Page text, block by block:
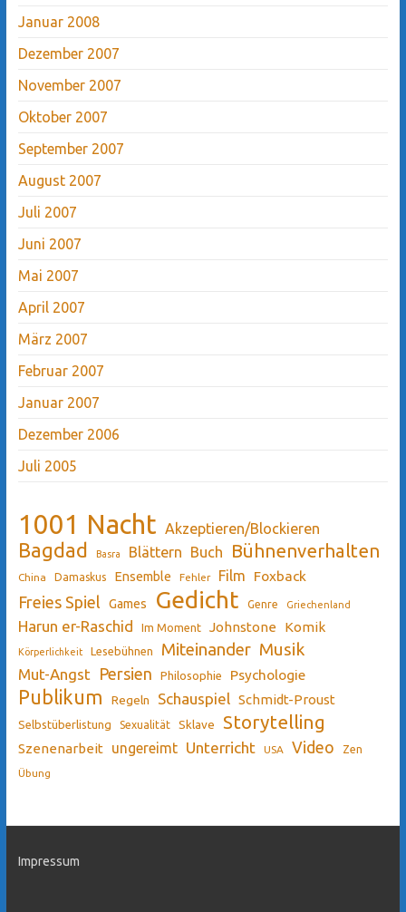
Januar 2008
Dezember 2007
November 2007
Oktober 2007
September 2007
August 2007
Juli 2007
Juni 2007
Mai 2007
April 2007
März 2007
Februar 2007
Januar 2007
Dezember 2006
Juli 2005
1001 Nacht Akzeptieren/Blockieren
Bagdad Basra Blättern Buch Bühnenverhalten
China Damaskus Ensemble Fehler Film Foxback
Freies Spiel Games Gedicht Genre Griechenland
Harun er-Raschid Im Moment Johnstone Komik
Körperlichkeit Lesebühnen Miteinander Musik
Mut-Angst Persien Philosophie Psychologie
Publikum Regeln Schauspiel Schmidt-Proust
Selbstüberlistung Sexualität Sklave Storytelling
Szenenarbeit ungereimt Unterricht USA Video Zen
Übung
Impressum